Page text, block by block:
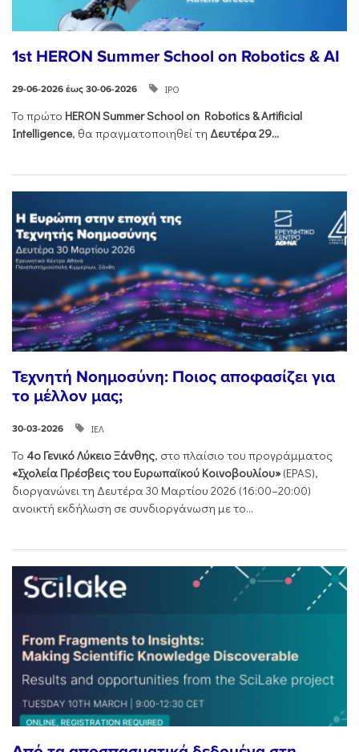
1st HERON Summer School on Robotics & AI
29-06-2026 έως 30-06-2026 ΙΡΟ
Το πρώτο HERONSummerSchool on Robotics &Artificial
Intelligence, θα πραγματοποιηθεί τη Δευτέρα 29...
Τεχνητή Νοημοσύνη: Ποιος αποφασίζει για
το μέλλον μας;
30-03-2026 ΙΕΛ
Το 4ο Γενικό Λύκειο Ξάνθης, στο πλαίσιο του προγράμματος
«Σχολεία Πρέσβεις του Ευρωπαϊκού Κοινοβουλίου»(EPAS),
διοργανώνει τη Δευτέρα 30 Μαρτίου 2026 (16:00–20:00)
ανοικτή εκδήλωση σε συνδιοργάνωση με το...